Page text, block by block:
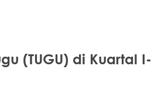
(TUGU) di Kuartal I-